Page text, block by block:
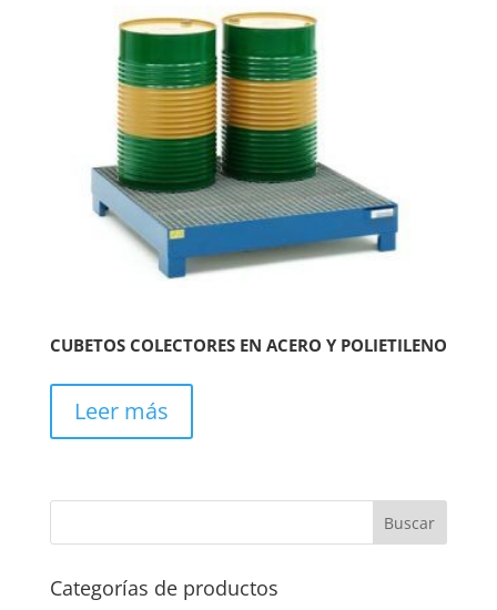
CUBETOS COLECTORES EN ACERO Y POLIETILENO
Leer más
Categorías de productos